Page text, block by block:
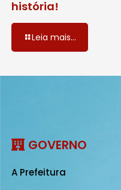
história!
Leia mais...
GOVERNO
A Prefeitura